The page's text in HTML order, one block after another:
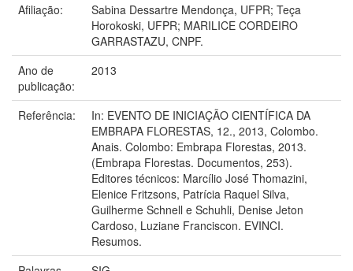
Afiliação:
Sabina Dessartre Mendonça, UFPR; Teça
Horokoski, UFPR; MARILICE CORDEIRO
GARRASTAZU, CNPF.
Ano de
publicação:
2013
Referência:
In: EVENTO DE INICIAÇÃO CIENTÍFICA DA
EMBRAPA FLORESTAS, 12., 2013, Colombo.
Anais. Colombo: Embrapa Florestas, 2013.
(Embrapa Florestas. Documentos, 253).
Editores técnicos: Marcílio José Thomazini,
Elenice Fritzsons, Patrícia Raquel Silva,
Guilherme Schnell e Schuhli, Denise Jeton
Cardoso, Luziane Franciscon. EVINCI.
Resumos.